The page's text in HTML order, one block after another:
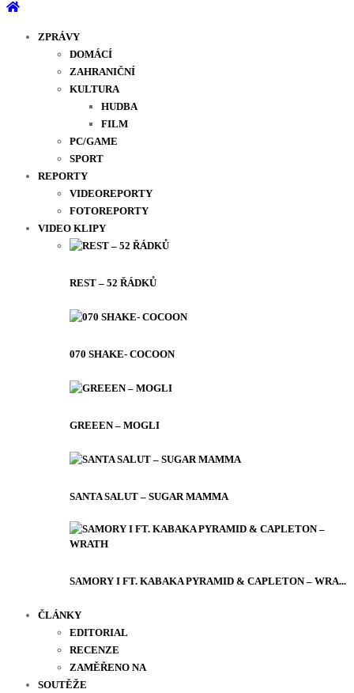
ZPRÁVY
DOMÁCÍ
ZAHRANIČNÍ
KULTURA
HUDBA
FILM
PC/GAME
SPORT
REPORTY
VIDEOREPORTY
FOTOREPORTY
VIDEO KLIPY
REST – 52 ŘÁDKŮ
070 SHAKE- COCOON
GREEEN – MOGLI
SANTA SALUT – SUGAR MAMMA
SAMORY I FT. KABAKA PYRAMID & CAPLETON – WRA...
ČLÁNKY
EDITORIAL
RECENZE
ZAMĚŘENO NA
SOUTĚŽE